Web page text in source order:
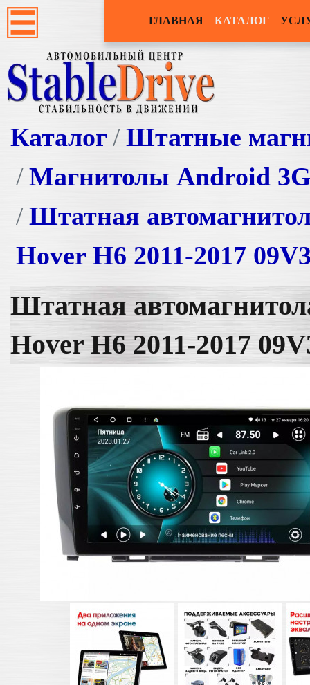
ГЛАВНАЯ КАТАЛОГ
Каталог
Штатные
Магнитолы Android
Штатная
Hover H6 2011-2017
Штатная
Hover H6 2011-2017